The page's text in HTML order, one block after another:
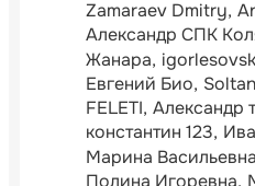
Zamaraev Dmitry
Александр СПК
Жанара
Евгений Био Soltan
FELETI Александр
константин 123
Марина Васильевна
Полина Игоревна